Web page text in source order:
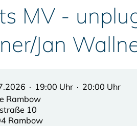
MV -
Jan
· 19:00 Uhr · 20:00 Uhr
Rambow
10
Rambow